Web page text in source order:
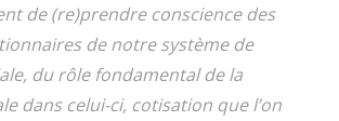
de (re)prendre conscience des
de notre système de
du rôle fondamental de la
dans celui-ci, cotisation que l’on